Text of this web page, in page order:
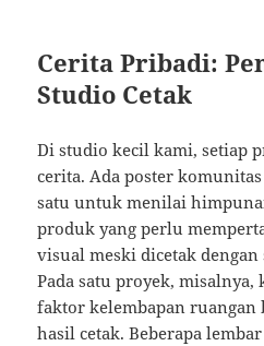
Cerita Pribadi:
Studio Cetak
Di studio kecil kami, setiap
cerita. Ada poster
satu untuk menilai
produk yang perlu
visual meski dicetak
Pada satu proyek,
faktor kelembapan ruangan
hasil cetak. Beberapa